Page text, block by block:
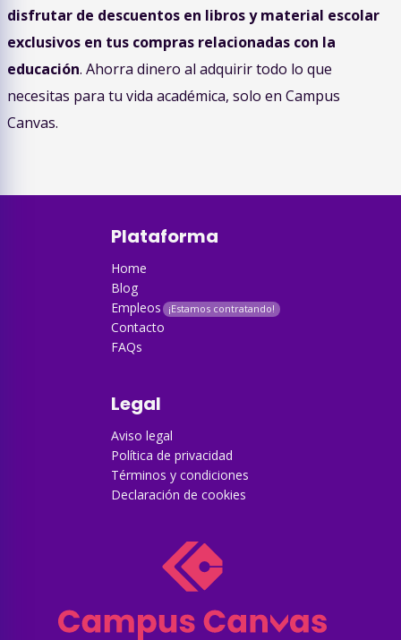
disfrutar de descuentos en libros y material escolar
exclusivos en tus compras relacionadas con la
educación. Ahorra dinero al adquirir todo lo que
necesitas para tu vida académica, solo en Campus
Canvas.
Plataforma
Home
Blog
Empleos
Contacto
FAQs
Legal
Aviso legal
Política de privacidad
Términos y condiciones
Declaración de cookies